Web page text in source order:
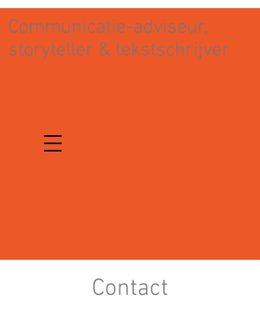
Communicatie-adviseur,
storyteller & tekstschrijver
Contact